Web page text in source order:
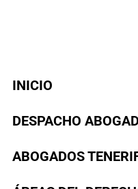
INICIO
DESPACHO
ABOGADOS